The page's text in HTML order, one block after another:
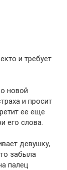
и требует
новой
и просит
ее еще
его слова.
девушку,
забыла
палец